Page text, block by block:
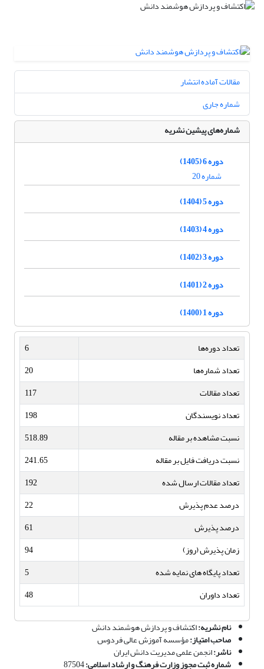
مقالات آماده انتشار
شماره جاری
شماره‌های پیشین نشریه
دوره 6 (1405)
شماره 20
دوره 5 (1404)
دوره 4 (1403)
دوره 3 (1402)
دوره 2 (1401)
دوره 1 (1400)
تعداد دوره‌ها
6
تعداد شماره‌ها
20
تعداد مقالات
117
تعداد نویسندگان
198
نسبت مشاهده بر مقاله
518.89
نسبت دریافت فایل بر مقاله
241.65
تعداد مقالات ارسال شده
192
درصد عدم پذیرش
22
درصد پذیرش
61
زمان پذیرش (روز)
94
تعداد پایگاه های نمایه شده
5
تعداد داوران
48
نام نشریه:اکتشاف و پردازش هوشمند دانش
صاحب‌ امتیاز:مؤسسه آموزش عالی فردوس
ناشر:انجمن علمی مدیریت دانش ایران
شماره ثبت مجوز وزارت فرهنگ و ارشاد اسلامی:87504